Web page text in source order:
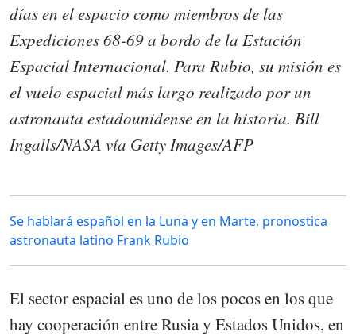
días en el espacio como miembros de las
Expediciones 68-69 a bordo de la Estación
Espacial Internacional. Para Rubio, su misión es
el vuelo espacial más largo realizado por un
astronauta estadounidense en la historia. Bill
Ingalls/NASA vía Getty Images/AFP
Se hablará español en la Luna y en Marte, pronostica
astronauta latino Frank Rubio
El sector espacial es uno de los pocos en los que
hay cooperación entre Rusia y Estados Unidos, en